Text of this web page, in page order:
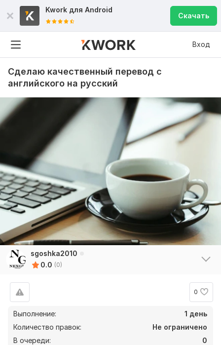
Kwork для Android
Скачать
Вход
Сделаю качественный перевод с
английского на русский
sgoshka2010
0.0 (0)
0
Выполнение:
1 день
Количество правок:
Не ограничено
В очереди:
0